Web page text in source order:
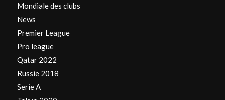
Mondiale des clubs
News
Premier League
Pro league
Qatar 2022
Russie 2018
Serie A